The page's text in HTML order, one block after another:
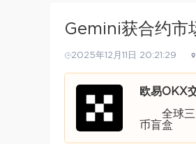
Gemini获合约市
2025年12月11日 20:21:29
欧易OKX
全球
币盲盒